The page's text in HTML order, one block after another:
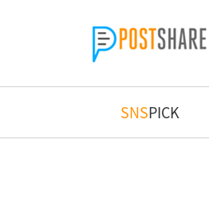
SNSPICK